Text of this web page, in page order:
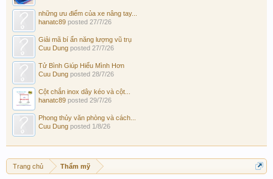
những ưu điểm của xe nâng tay...
hanatc89 posted 27/7/26
Giải mã bí ẩn năng lượng vũ trụ
Cuu Dung posted 27/7/26
Tử Bình Giúp Hiểu Mình Hơn
Cuu Dung posted 28/7/26
Cột chắn inox dây kéo và cột...
hanatc89 posted 29/7/26
Phong thủy văn phòng và cách...
Cuu Dung posted 1/8/26
Trang chủ Thẩm mỹ